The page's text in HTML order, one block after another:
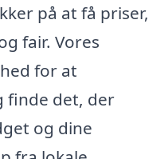
på at få priser,
fair. Vores
for at
finde det, der
og dine